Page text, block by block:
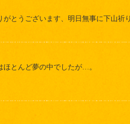
とうございます、明日無事に下山祈
とんど夢の中でしたが…。